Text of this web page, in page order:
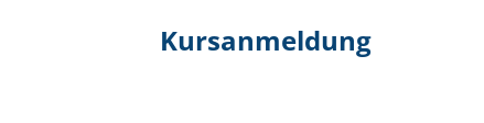
Kursanmeldung